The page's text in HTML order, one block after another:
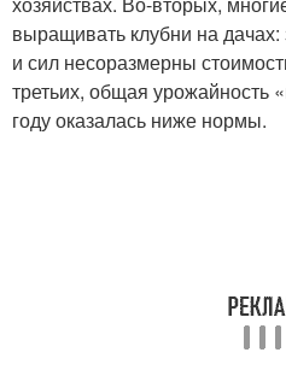
выращивать клубни на
и сил несоразмерны
третьих, общая урожайность
году оказалась ниже нормы.